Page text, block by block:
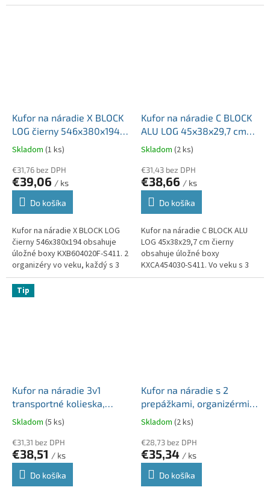
Kufor na náradie X BLOCK
LOG čierny 546x380x194
obsahuje úložné boxy
KXB604020F-S411
Skladom (1 ks)
€31,76 bez DPH
€39,06 / ks
Do košíka
Kufor na náradie X BLOCK LOG
čierny 546x380x194 obsahuje
úložné boxy KXB604020F-S411. 2
organizéry vo veku, každý s 3
odnímateľnými priehradkami. 2
odnímateľné...
Kufor na náradie C BLOCK
ALU LOG 45x38x29,7 cm
čierny obsahuje úložné
boxy KXCA454030-S411
Skladom (2 ks)
€31,43 bez DPH
€38,66 / ks
Do košíka
Kufor na náradie C BLOCK ALU
LOG 45x38x29,7 cm čierny
obsahuje úložné boxy
KXCA454030-S411. Vo veku s 3
priehradkami plus 4 boxy. 3
Tip
Kufor na náradie 3v1
transportné kolieska,
zámky kov HEAVY čierny
450x360x640 KHVWM-
S411
Skladom (5 ks)
€31,31 bez DPH
€38,51 / ks
Do košíka
Kufor na náradie s 2
prepážkami, organizérmi
MODULAR SOLUTION
530x355x310
KMS553530R2-S411
Skladom (2 ks)
€28,73 bez DPH
€35,34 / ks
Do košíka